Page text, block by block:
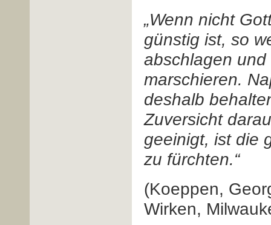
„Wenn nicht
günstig ist, so
abschlagen
marschieren.
deshalb
Zuversicht
geeinigt, ist die
zu fürchten.“
(Koeppen,
Wirken,